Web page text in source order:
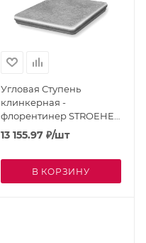
Угловая Ступень
клинкерная -
флорентинер STROEHER
Keraplatte Aera Crio 9331-
710
13 155.97₽/шт
В КОРЗИНУ